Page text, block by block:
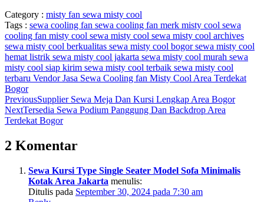
Category : misty fan sewa misty cool
Tags : sewa cooling fan sewa cooling fan merk misty cool sewa
cooling fan misty cool sewa misty cool sewa misty cool archives
sewa misty cool berkualitas sewa misty cool bogorsewa misty cool
hemat listrik sewa misty cool jakarta sewa misty cool murah sewa
misty cool siap kirim sewa misty cool terbaik sewa misty cool
terbaru Vendor Jasa Sewa Cooling fan Misty Cool Area Terdekat
Bogor
PreviousSupplier Sewa Meja Dan Kursi Lengkap Area Bogor
NextTersedia Sewa Podium Panggung Dan Backdrop Area
Terdekat Bogor
2 Komentar
Sewa Kursi Type Single Seater Model Sofa Minimalis
Kotak Area Jakarta menulis:
Ditulis pada September 30, 2024 pada 7:30 am